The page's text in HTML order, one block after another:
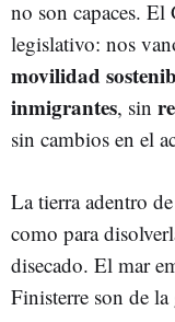
no son capaces. El
legislativo: nos
movilidad
inmigrantes, sin
sin cambios en el
La tierra adentro
como para
disecado. El mar
Finisterre son de